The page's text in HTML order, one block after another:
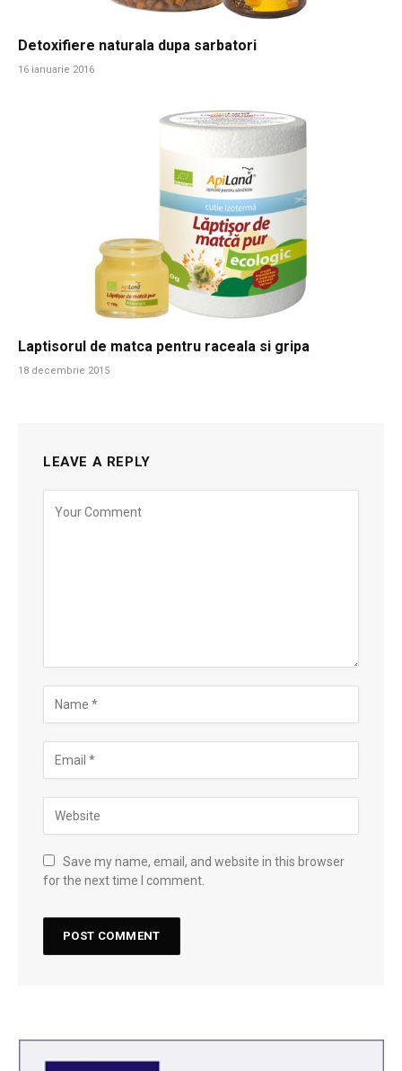
Detoxifiere naturala dupa sarbatori
16 ianuarie 2016
Laptisorul de matca pentru raceala si gripa
18 decembrie 2015
LEAVE A REPLY
Save my name, email, and website in this browser
for the next time I comment.